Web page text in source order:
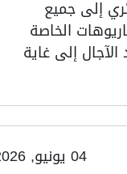
إلى جميع
الخاصة
أنه تم تمديد الآجال إلى غاية
04 يونيو, 2026